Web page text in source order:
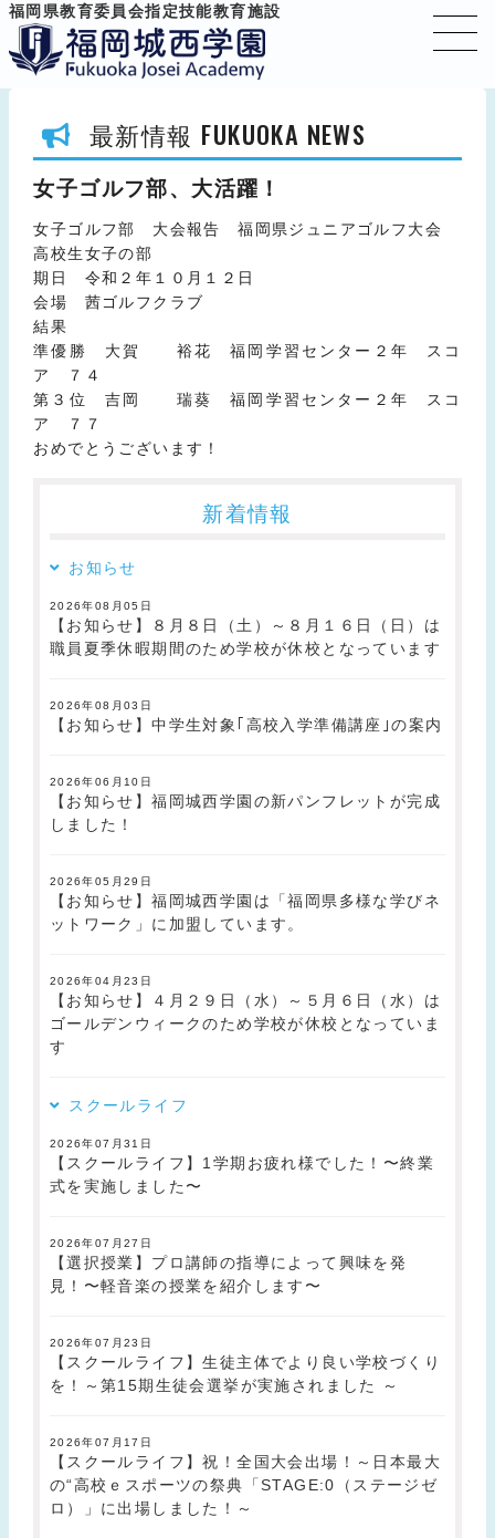
福岡県教育委員会指定技能教育施設
最新情報 FUKUOKA NEWS
女子ゴルフ部、大活躍！
女子ゴルフ部 大会報告 福岡県ジュニアゴルフ大会
高校生女子の部
期日 令和２年１０月１２日
会場 茜ゴルフクラブ
結果
準優勝 大賀 裕花 福岡学習センター２年 スコ
ア ７４
第３位 吉岡 瑞葵 福岡学習センター２年 スコ
ア ７７
おめでとうございます！
新着情報
お知らせ
2026年08月05日
【お知らせ】８月８日（土）～８月１６日（日）は
職員夏季休暇期間のため学校が休校となっています
2026年08月03日
【お知らせ】中学生対象｢高校入学準備講座｣の案内
2026年06月10日
【お知らせ】福岡城西学園の新パンフレットが完成
しました！
2026年05月29日
【お知らせ】福岡城西学園は「福岡県多様な学びネ
ットワーク」に加盟しています。
2026年04月23日
【お知らせ】４月２９日（水）～５月６日（水）は
ゴールデンウィークのため学校が休校となっていま
す
スクールライフ
2026年07月31日
【スクールライフ】1学期お疲れ様でした！〜終業
式を実施しました〜
2026年07月27日
【選択授業】プロ講師の指導によって興味を発
見！〜軽音楽の授業を紹介します〜
2026年07月23日
【スクールライフ】生徒主体でより良い学校づくり
を！～第15期生徒会選挙が実施されました ～
2026年07月17日
【スクールライフ】祝！全国大会出場！～日本最大
の“高校ｅスポーツの祭典「STAGE:0（ステージゼ
ロ）」に出場しました！～